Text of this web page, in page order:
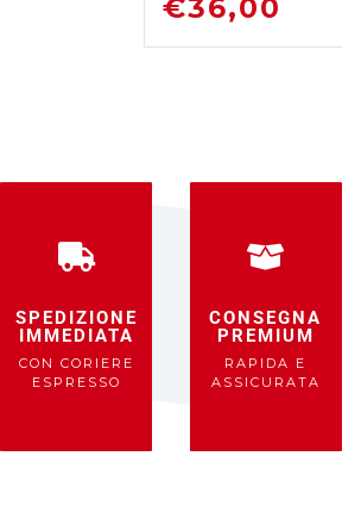
RIMUOVI
€36,00
SPEDIZIONE
IMMEDIATA
CON CORIERE
ESPRESSO
CONSEGNA
PREMIUM
RAPIDA E
ASSICURATA